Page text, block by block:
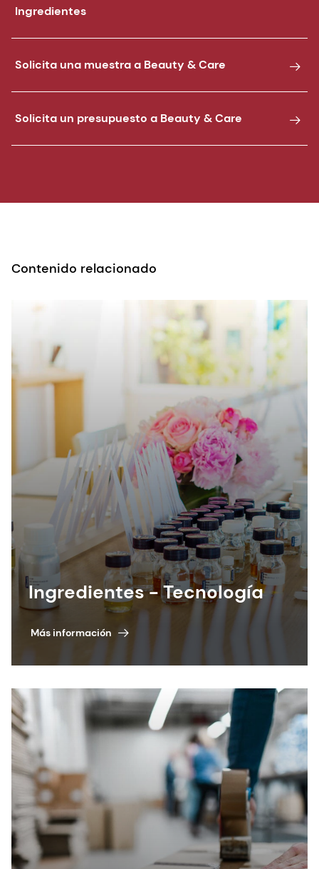
Ingredientes
Solicita una muestra a Beauty & Care
Solicita un presupuesto a Beauty & Care
Contenido relacionado
Ingredientes - Tecnología
Más información